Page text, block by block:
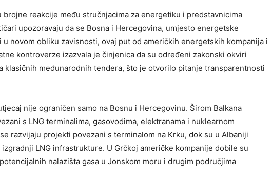
brojne reakcije među stručnjacima za energetiku i predstavnicima
upozoravaju da se Bosna i Hercegovina, umjesto energetske
u novom obliku zavisnosti, ovaj put od američkih energetskih kompanija i
kontroverze izazvala je činjenica da su određeni zakonski okviri
klasičnih međunarodnih tendera, što je otvorilo pitanje transparentnosti
nije ograničen samo na Bosnu i Hercegovinu. Širom Balkana
s LNG terminalima, gasovodima, elektranama i nuklearnom
razvijaju projekti povezani s terminalom na Krku, dok su u Albaniji
LNG infrastrukture. U Grčkoj američke kompanije dobile su
nalazišta gasa u Jonskom moru i drugim područjima